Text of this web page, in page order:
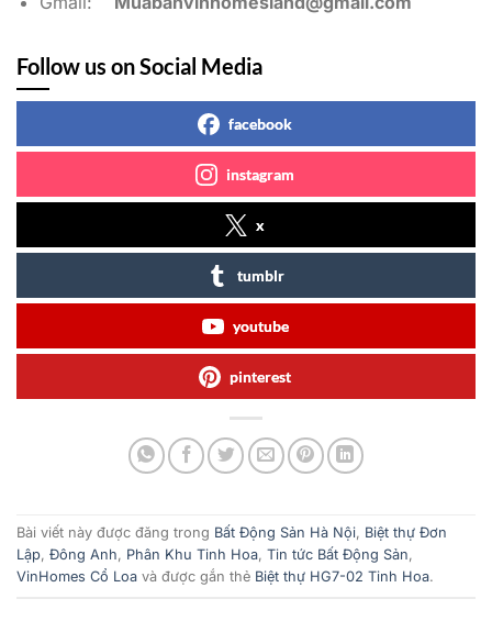
Follow us on Social Media
facebook
instagram
x
tumblr
youtube
pinterest
Bài viết này được đăng trong Bất Động Sản Hà Nội, Biệt thự Đơn
Lập, Đông Anh, Phân Khu Tinh Hoa, Tin tức Bất Động Sản,
VinHomes Cổ Loa và được gắn thẻ Biệt thự HG7-02 Tinh Hoa.